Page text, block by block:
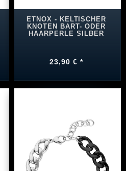
ETNOX - KELTISCHER
KNOTEN BART- ODER
HAARPERLE SILBER
23,90 € *